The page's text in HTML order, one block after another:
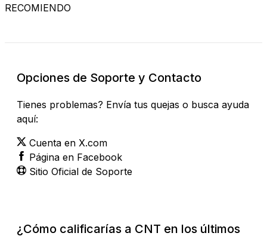
RECOMIENDO
Opciones de Soporte y Contacto
Tienes problemas? Envía tus quejas o busca ayuda
aquí:
Cuenta en X.com
Página en Facebook
Sitio Oficial de Soporte
¿Cómo calificarías a CNT en los últimos